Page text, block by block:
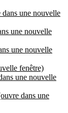
une nouvelle
une nouvelle
une nouvelle
fenêtre)
une nouvelle
dans une